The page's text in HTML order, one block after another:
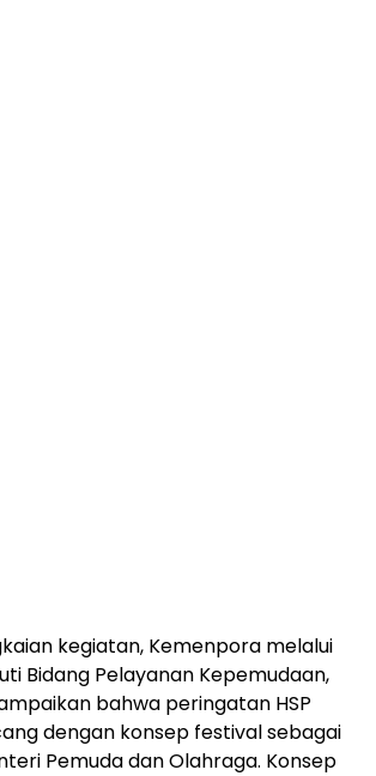
kegiatan, Kemenpora melalui
Bidang Pelayanan Kepemudaan,
bahwa peringatan HSP
dengan konsep festival sebagai
Pemuda dan Olahraga. Konsep